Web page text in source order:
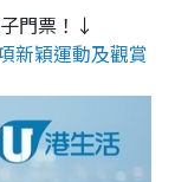
門票！↓
新穎運動及觀賞